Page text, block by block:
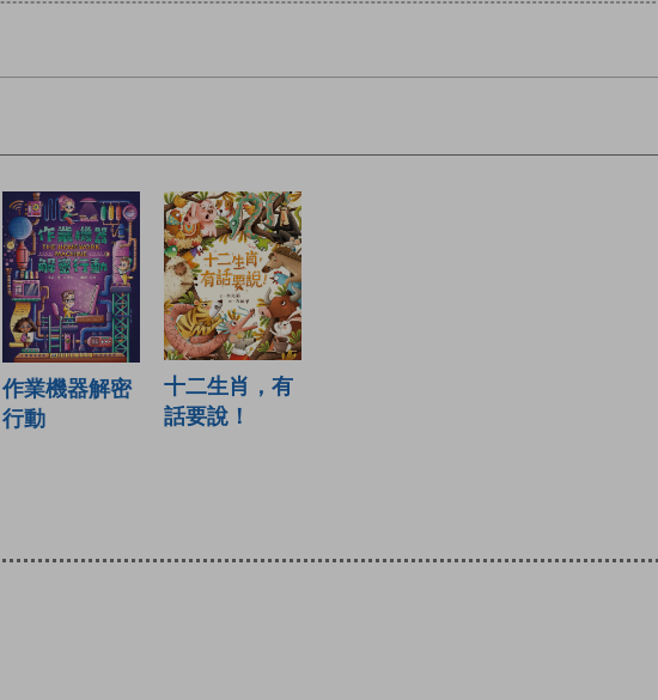
作業機器解密
行動
十二生肖，有
話要說！